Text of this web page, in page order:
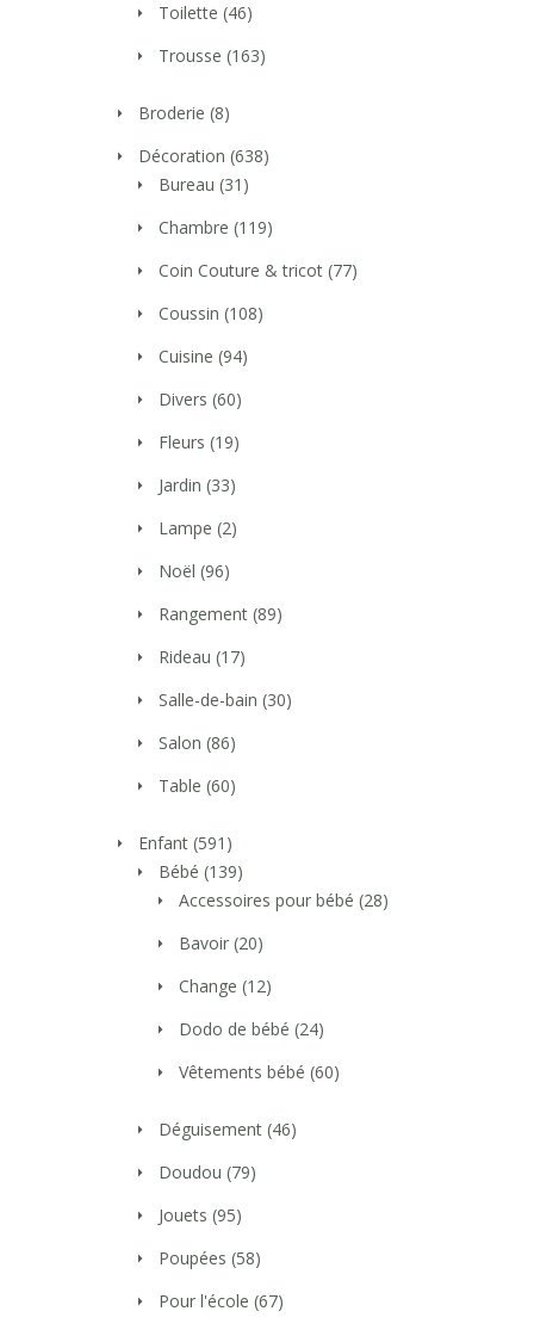
Toilette (46)
Trousse (163)
Broderie (8)
Décoration (638)
Bureau (31)
Chambre (119)
Coin Couture & tricot (77)
Coussin (108)
Cuisine (94)
Divers (60)
Fleurs (19)
Jardin (33)
Lampe (2)
Noël (96)
Rangement (89)
Rideau (17)
Salle-de-bain (30)
Salon (86)
Table (60)
Enfant (591)
Bébé (139)
Accessoires pour bébé (28)
Bavoir (20)
Change (12)
Dodo de bébé (24)
Vêtements bébé (60)
Déguisement (46)
Doudou (79)
Jouets (95)
Poupées (58)
Pour l'école (67)